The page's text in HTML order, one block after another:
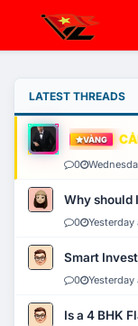
LATEST THREADS
VÀNG
0
Why should
0
Smart
0
Is a 4 BHK